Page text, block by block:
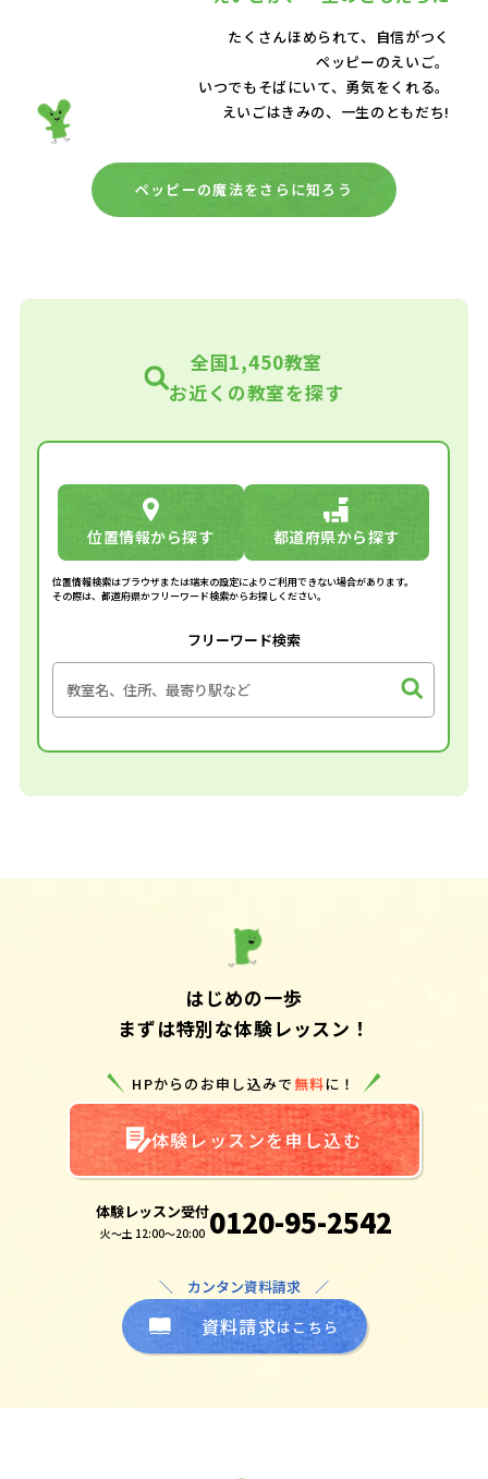
たくさんほめられて、自信がつく
ペッピーのえいご。
いつでもそばにいて、 勇気をくれる。
えいごはきみの、一生のともだち!
ペッピーの魔法をさらに知ろう
全国1,450教室
お近くの教室を探す
位置情報から探す 都道府県から探す
位置情報検索はブラウザまたは端末の設定によりご利用できない場合があります。
その際は、都道府県かフリーワード検索からお探しください。
フリーワード検索
はじめの一歩
まずは特別な体験レッスン！
HPからのお申し込みで無料に！
体験レッスンを申し込む
体験レッスン受付
火～土 12:00～20:00 0120-95-2542
＼ カンタン資料請求 ／
資料請求はこちら